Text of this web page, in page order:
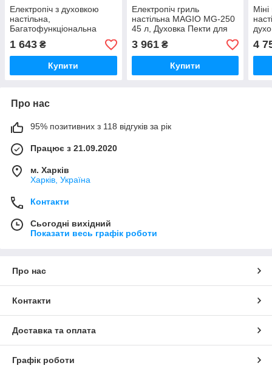
Електропіч з духовкою
настільна,
Багатофункціональна
сімейна електродуховка,
Маленька настільна
духовка ZU-43
1 643 ₴
Купити
Електропіч гриль
настільна MAGIO MG-250
45 л, Духовка Пекти для
приготування сніданків
VL-85
3 961₴
Купити
4
Про нас
95% позитивних з 118 відгуків за рік
Працює з 21.09.2020
м. Харків
Харків, Україна
Контакти
Сьогодні вихідний
Показати весь графік роботи
Про нас
Контакти
Доставка та оплата
Графік роботи